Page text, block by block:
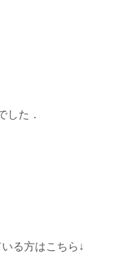
した．
る方はこちら↓